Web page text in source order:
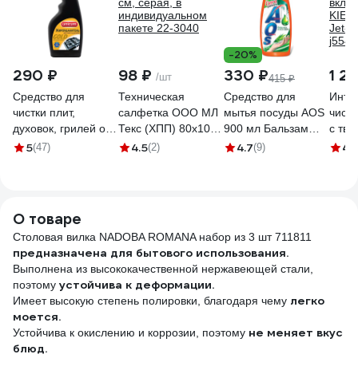
290 ₽
Средство для
чистки плит,
духовок, грилей от
жира/нагара 500 мл
5(47)
98 ₽ /шт
Техническая
салфетка ООО МЛ
Текс (ХПП) 80x100
см, серая, в
4.5(2)
-20%
330 ₽415 ₽
Средство для
мытья посуды AOS
900 мл Бальзам
Алоэ Вера 1113-3
4.7(9)
1
с
4.8
О товаре
Столовая вилка NADOBA ROMANA набор из 3 шт 711811
предназначена для бытового использования.
Выполнена из высококачественной нержавеющей стали,
поэтому устойчива к деформации.
Имеет высокую степень полировки, благодаря чему легко
моется.
Устойчива к окислению и коррозии, поэтому не меняет вкус
блюд.